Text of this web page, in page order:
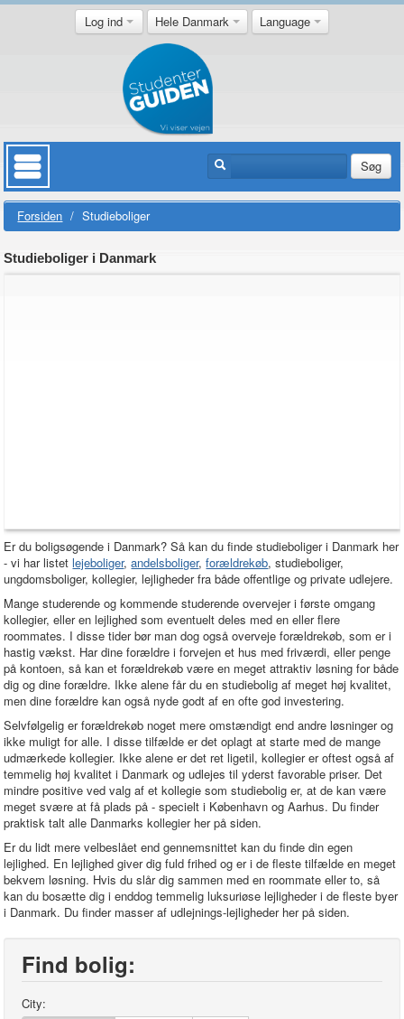
Log ind Hele Danmark Language
Søg
Forsiden / Studieboliger
Studieboliger i Danmark
Er du boligsøgende i Danmark? Så kan du finde studieboliger i Danmark her
- vi har listetlejeboliger,andelsboliger,forældrekøb, studieboliger,
ungdomsboliger, kollegier, lejligheder fra både offentlige og private udlejere.
Mange studerende og kommende studerende overvejer i første omgang
kollegier, eller en lejlighed som eventuelt deles med en eller flere
roommates. I disse tider bør man dog også overveje forældrekøb, som er i
hastig vækst. Har dine forældre i forvejen et hus med friværdi, eller penge
på kontoen, så kan et forældrekøb være en meget attraktiv løsning for både
dig og dine forældre. Ikke alene får du en studiebolig af meget høj kvalitet,
men dine forældre kan også nyde godt af en ofte god investering.
Selvfølgelig er forældrekøb noget mere omstændigt end andre løsninger og
ikke muligt for alle. I disse tilfælde er det oplagt at starte med de mange
udmærkede kollegier. Ikke alene er det ret ligetil, kollegier er oftest også af
temmelig høj kvalitet i Danmark og udlejes til yderst favorable priser. Det
mindre positive ved valg af et kollegie som studiebolig er, at de kan være
meget svære at få plads på - specielt i København og Aarhus. Du finder
praktisk talt alle Danmarks kollegier her på siden.
Er du lidt mere velbeslået end gennemsnittet kan du finde din egen
lejlighed. En lejlighed giver dig fuld frihed og er i de fleste tilfælde en meget
bekvem løsning. Hvis du slår dig sammen med en roommate eller to, så
kan du bosætte dig i enddog temmelig luksuriøse lejligheder i de fleste byer
i Danmark. Du finder masser af udlejnings-lejligheder her på siden.
Find bolig:
City: